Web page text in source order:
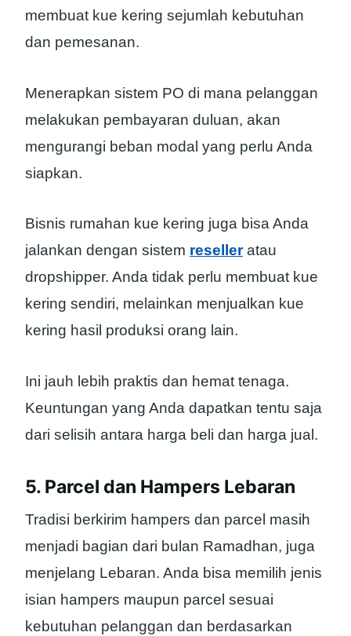
membuat kue kering sejumlah kebutuhan
dan pemesanan.
Menerapkan sistem PO di mana pelanggan
melakukan pembayaran duluan, akan
mengurangi beban modal yang perlu Anda
siapkan.
Bisnis rumahan kue kering juga bisa Anda
jalankan dengan sistem reselleratau
dropshipper. Anda tidak perlu membuat kue
kering sendiri, melainkan menjualkan kue
kering hasil produksi orang lain.
Ini jauh lebih praktis dan hemat tenaga.
Keuntungan yang Anda dapatkan tentu saja
dari selisih antara harga beli dan harga jual.
5. Parcel dan Hampers Lebaran
Tradisi berkirim hampers dan parcel masih
menjadi bagian dari bulan Ramadhan, juga
menjelang Lebaran. Anda bisa memilih jenis
isian hampers maupun parcel sesuai
kebutuhan pelanggan dan berdasarkan